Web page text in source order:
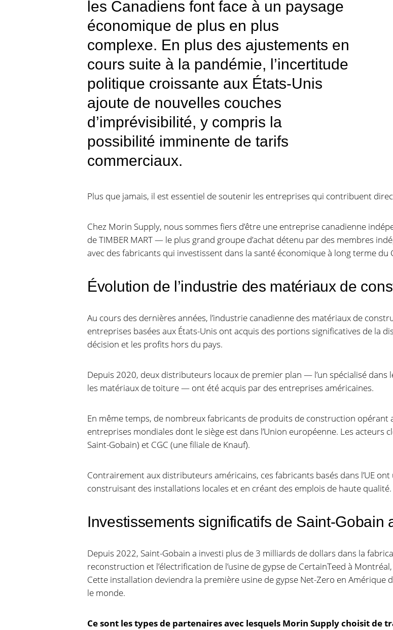
les Canadiens font face à un paysage
économique de plus en plus
complexe. En plus des ajustements en
cours suite à la pandémie, l’incertitude
politique croissante aux États-Unis
ajoute de nouvelles couches
d’imprévisibilité, y compris la
possibilité imminente de tarifs
commerciaux.
Plus que jamais, il est essentiel de soutenir les entreprises qui contribuent
Chez Morin Supply, nous sommes fiers d’être une entreprise canadienne
de TIMBER MART — le plus grand groupe d’achat détenu par des membres
avec des fabricants qui investissent dans la santé économique à long terme du
Évolution de l’industrie des matériaux de
Au cours des dernières années, l’industrie canadienne des matériaux de
entreprises basées aux États-Unis ont acquis des portions significatives de la
décision et les profits hors du pays.
Depuis 2020, deux distributeurs locaux de premier plan — l’un spécialisé dans
les matériaux de toiture — ont été acquis par des entreprises américaines.
En même temps, de nombreux fabricants de produits de construction opérant
entreprises mondiales dont le siège est dans l’Union européenne. Les acteurs
Saint-Gobain) et CGC (une filiale de Knauf).
Contrairement aux distributeurs américains, ces fabricants basés dans l’UE
construisant des installations locales et en créant des emplois de haute qualité.
Investissements significatifs de Saint-Gobain
Depuis 2022, Saint-Gobain a investi plus de 3 milliards de dollars dans la
reconstruction et l’électrification de l’usine de gypse de CertainTeed à
Cette installation deviendra la première usine de gypse Net-Zero en Amérique
le monde.
Ce sont les types de partenaires avec lesquels Morin Supply choisit de